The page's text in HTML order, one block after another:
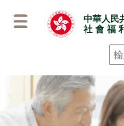
中華人民
社 會 福
搜